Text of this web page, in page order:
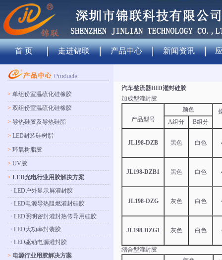
首 页 走进锦联 产品中心 新闻资讯
> 单组份室温硫化硅橡胶
> 双组份室温硫化硅橡胶
> 导热硅胶及导热硅脂
> LED封装硅树脂
> 环氧树脂胶
> UV胶
> LED光电行业用胶解决方案
• LED户外显示屏灌封胶
• LED电源导热阻燃灌封硅胶
• LED照明密封灌封热传导用硅胶
• LED大功率封装胶
• LED驱动电源灌封胶
> 电源行业用胶解决方案
汽车整流器HID灌封硅胶
加成型灌封胶
产品型号
颜色
A组分 B组分
JL198-DZB 黑色 白色
JL198-DZB1 黑色 白色
JL198-DZG 灰色 白色
JL198-DZG1 灰色 白色
缩合型灌封胶